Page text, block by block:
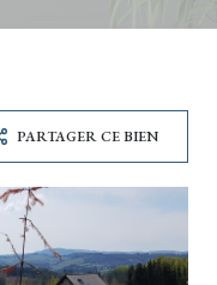
PARTAGER CE BIEN